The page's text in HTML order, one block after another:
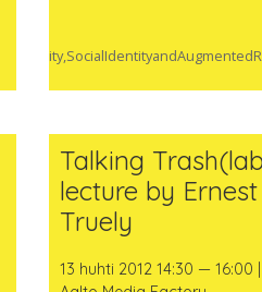
Talking
lecture by Ernest
Truely
13 huhti 2012 14:30 — 16:00 |